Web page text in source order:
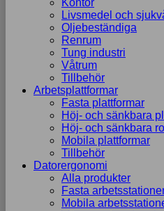
Kontor
Livsmedel och
Oljebeständiga
Renrum
Tung industri
Våtrum
Tillbehör
Arbetsplattformar
Fasta plattformar
Höj- och sänkbara
Höj- och sänkbara
Mobila plattformar
Tillbehör
Datorergonomi
Alla produkter
Fasta
Mobila